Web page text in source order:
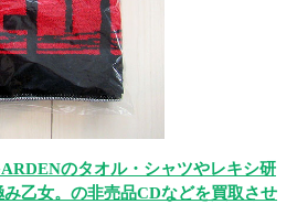
のタオル・シャツやレキシ研
乙女。の非売品CDなどを買取させ